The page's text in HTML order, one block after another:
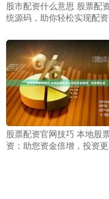
股市配资什么意思 股票配
统源码，助你轻松实现配
股票配资官网技巧 本地股
资：助您资金倍增，投资